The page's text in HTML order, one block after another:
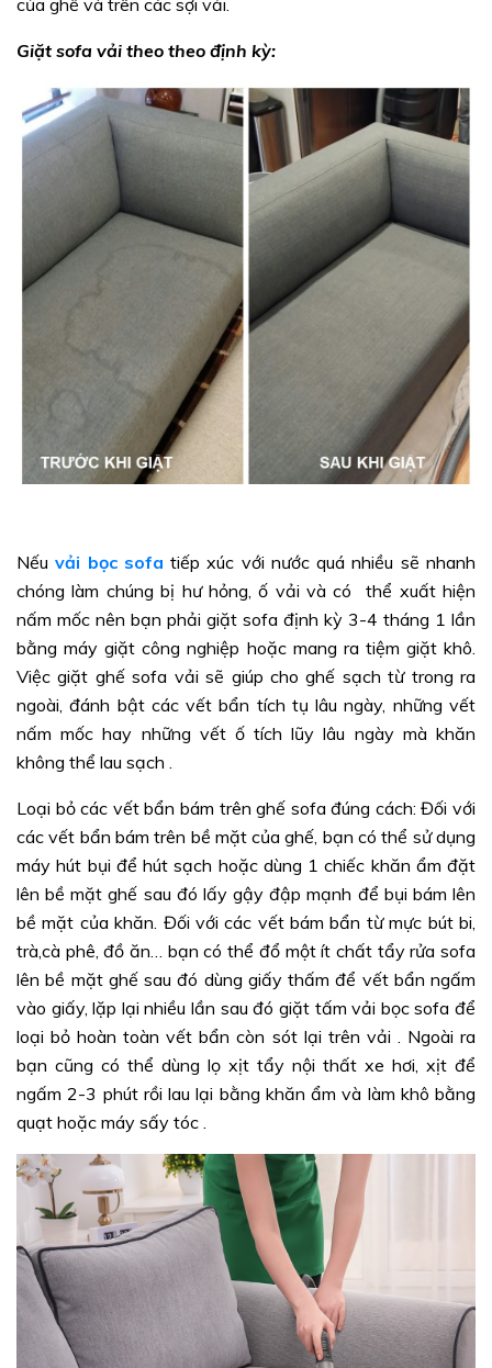
Giặt sofa vải theo theo định kỳ:
Nếuvải bọc sofa tiếp xúc với nước quá nhiều sẽ nhanh
chóng làm chúng bị hư hỏng, ố vải và có thể xuất hiện
nấm mốc nên bạn phải giặt sofa định kỳ 3-4 tháng 1 lần
bằng máy giặt công nghiệp hoặc mang ra tiệm giặt khô.
Việc giặt ghế sofa vải sẽ giúp cho ghế sạch từ trong ra
ngoài, đánh bật các vết bẩn tích tụ lâu ngày, những vết
nấm mốc hay những vết ố tích lũy lâu ngày mà khăn
không thể lau sạch .
Loại bỏ các vết bẩn bám trên ghế sofa đúng cách: Đối với
các vết bẩn bám trên bề mặt của ghế, bạn có thể sử dụng
máy hút bụi để hút sạch hoặc dùng 1 chiếc khăn ẩm đặt
lên bề mặt ghế sau đó lấy gậy đập mạnh để bụi bám lên
bề mặt của khăn. Đối với các vết bám bẩn từ mực bút bi,
trà,cà phê, đồ ăn… bạn có thể đổ một ít chất tẩy rửa sofa
lên bề mặt ghế sau đó dùng giấy thấm để vết bẩn ngấm
vào giấy, lặp lại nhiều lần sau đó giặt tấm vải bọc sofa để
loại bỏ hoàn toàn vết bẩn còn sót lại trên vải . Ngoài ra
bạn cũng có thể dùng lọ xịt tẩy nội thất xe hơi, xịt để
ngấm 2-3 phút rồi lau lại bằng khăn ẩm và làm khô bằng
quạt hoặc máy sấy tóc .